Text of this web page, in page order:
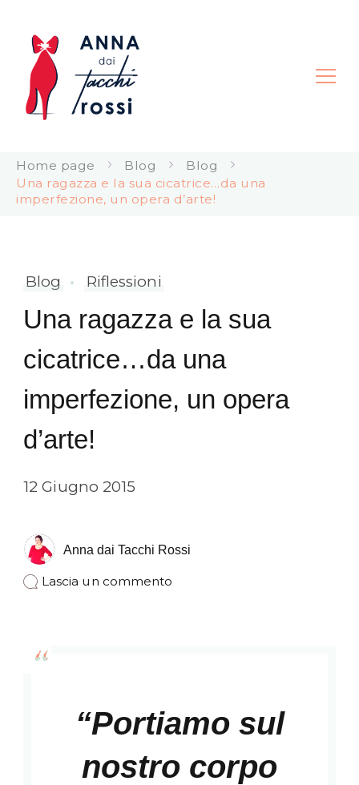
Consapevolezza Corporea
Home page Blog
Blog
Una ragazza e la sua cicatrice…da una
imperfezione, un opera d’arte!
Blog Riflessioni
Una ragazza e la sua
cicatrice…da una
imperfezione, un opera
d’arte!
12 Giugno 2015
Anna dai Tacchi Rossi
Lascia un commento
imperfezione,
opera
d’arte!
“Portiamo sul
nostro corpo